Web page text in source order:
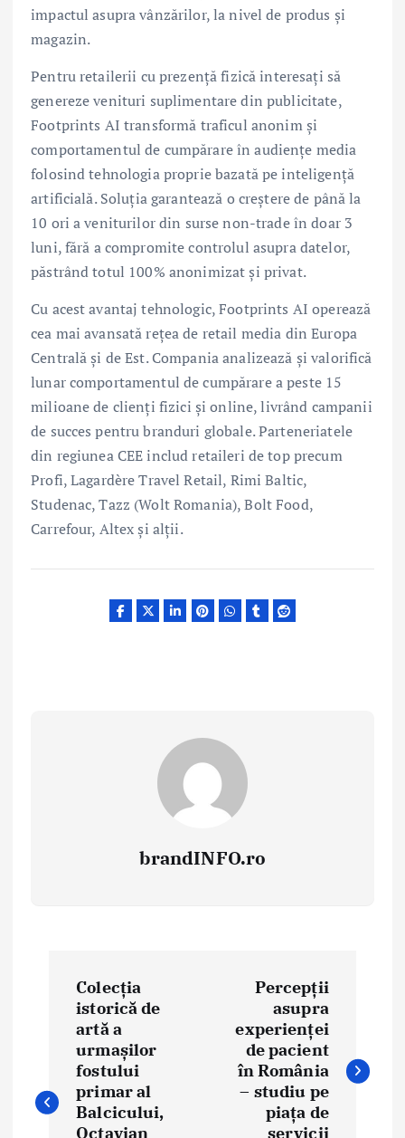
impactul asupra vânzărilor, la nivel de produs și
magazin.
Pentru retailerii cu prezență fizică interesați să
genereze venituri suplimentare din publicitate,
Footprints AI transformă traficul anonim și
comportamentul de cumpărare în audiențe media
folosind tehnologia proprie bazată pe inteligență
artificială. Soluția garantează o creștere de până la
10 ori a veniturilor din surse non-trade în doar 3
luni, fără a compromite controlul asupra datelor,
păstrând totul 100% anonimizat și privat.
Cu acest avantaj tehnologic, Footprints AI operează
cea mai avansată rețea de retail media din Europa
Centrală și de Est. Compania analizează și valorifică
lunar comportamentul de cumpărare a peste 15
milioane de clienți fizici și online, livrând campanii
de succes pentru branduri globale. Parteneriatele
din regiunea CEE includ retaileri de top precum
Profi, Lagardère Travel Retail, Rimi Baltic,
Studenac, Tazz (Wolt Romania), Bolt Food,
Carrefour, Altex și alții.
brandINFO.ro
g
Colecția
istorică de
artă a
urmașilor
fostului
primar al
Balcicului,
Octavian
Percepții
asupra
experienței
de pacient
în România
– studiu pe
piața de
servicii